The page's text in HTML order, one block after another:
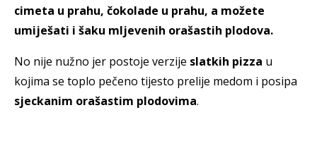
cimeta u prahu, čokolade u prahu, a možete
umiješati i šaku mljevenih orašastih plodova.
No nije nužno jer postoje verzije slatkih pizza u
kojima se toplo pečeno tijesto prelije medom i posipa
sjeckanim orašastim plodovima.